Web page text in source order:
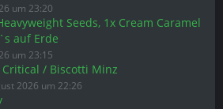
um 23:20
Seeds, 1x Cream Caramel
auf Erde
um 23:15
/ Biscotti Minz
2026 um 22:26